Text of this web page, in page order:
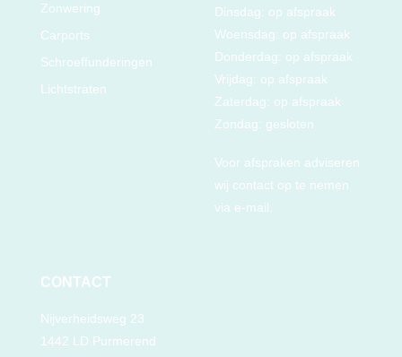
Zonwering
Carports
Schroeffunderingen
Lichtstraten
Dinsdag: op afspraak
Woensdag: op afspraak
Donderdag: op afspraak
Vrijdag: op afspraak
Zaterdag: op afspraak
Zondag: gesloten
Voor afspraken adviseren
wij contact op te nemen
via e-mail.
CONTACT
Nijverheidsweg 23
1442 LD Purmerend